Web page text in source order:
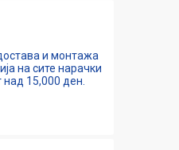
и монтажа
на сите нарачки
над 15,000 ден.